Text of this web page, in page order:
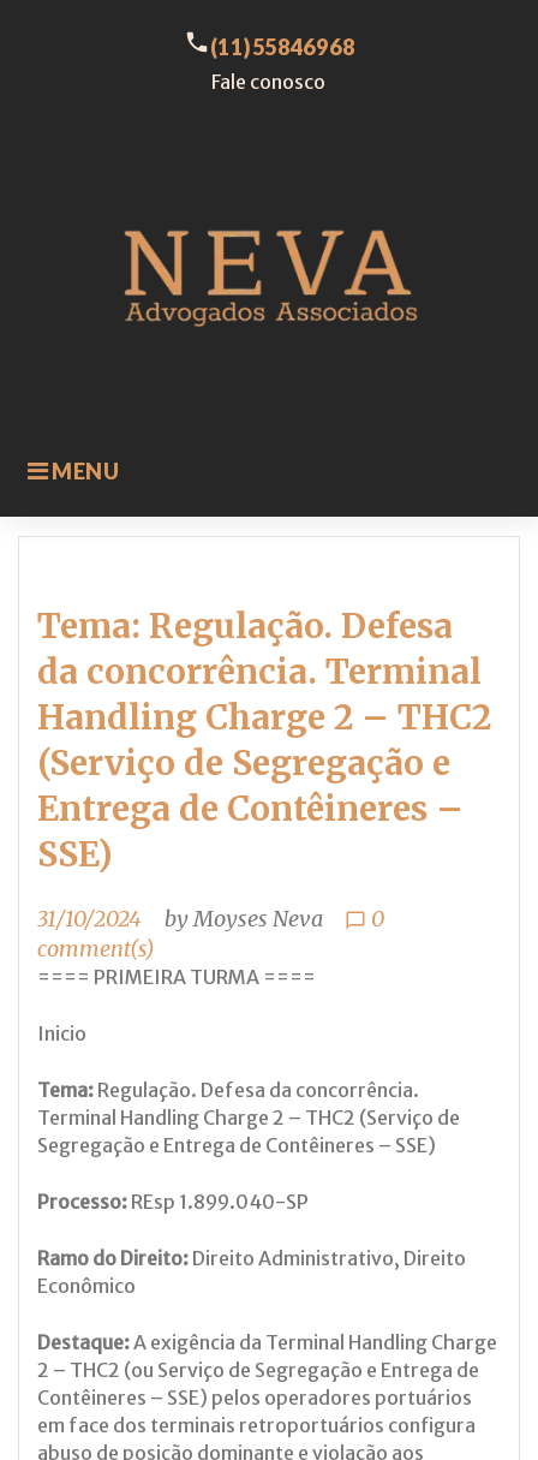
MENU
call(11)55846968
Fale conosco
Tema: Regulação. Defesa
da concorrência. Terminal
Handling Charge 2 – THC2
(Serviço de Segregação e
Entrega de Contêineres –
SSE)
31/10/2024 byMoyses Neva chat_bubble_outline 0
comment(s)
==== PRIMEIRA TURMA ====
Inicio
Tema: Regulação. Defesa da concorrência.
Terminal Handling Charge 2 – THC2 (Serviço de
Segregação e Entrega de Contêineres – SSE)
Processo: REsp 1.899.040-SP
Ramo do Direito: Direito Administrativo, Direito
Econômico
Destaque:A exigência da Terminal Handling Charge
2 – THC2 (ou Serviço de Segregação e Entrega de
Contêineres – SSE) pelos operadores portuários
em face dos terminais retroportuários configura
abuso de posição dominante e violação aos